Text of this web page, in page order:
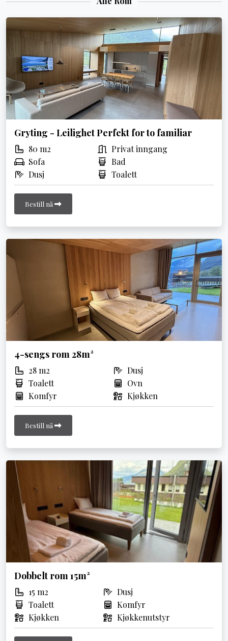
Gryting - Leilighet Perfekt for to familiar
80 m2
Privat inngang
Sofa
Bad
Dusj
Toalett
Bestill nå
4-sengs rom 28m²
28 m2
Dusj
Toalett
Ovn
Komfyr
Kjøkken
Bestill nå
Dobbelt rom 15m²
15 m2
Dusj
Toalett
Komfyr
Kjøkken
Kjøkkenutstyr